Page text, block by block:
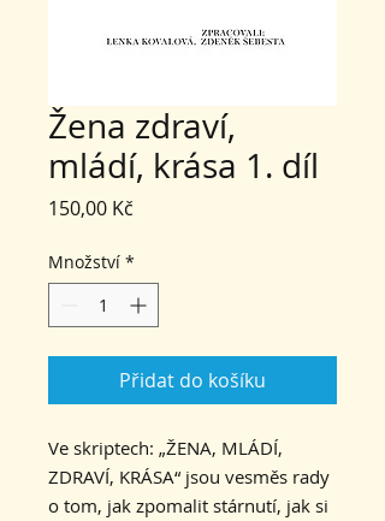
Žena zdraví,
mládí, krása 1. díl
150,00 Kč
Množství *
Přidat do košíku
Ve skriptech: „ŽENA, MLÁDÍ,
ZDRAVÍ, KRÁSA“ jsou vesměs rady
o tom, jak zpomalit stárnutí, jak si